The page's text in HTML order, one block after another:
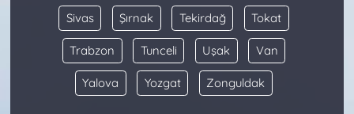
Sivas Şırnak Tekirdağ Tokat
Trabzon Tunceli Uşak Van
Yalova Yozgat Zonguldak